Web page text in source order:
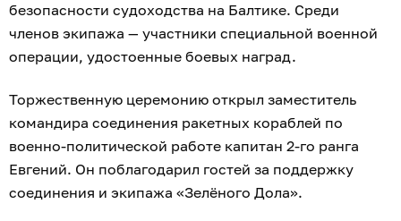
безопасности судоходства на Балтике. Среди
членов экипажа — участники специальной военной
операции, удостоенные боевых наград.
Торжественную церемонию открыл заместитель
командира соединения ракетных кораблей по
военно-политической работе капитан 2-го ранга
Евгений. Он поблагодарил гостей за поддержку
соединения и экипажа «Зелёного Дола».